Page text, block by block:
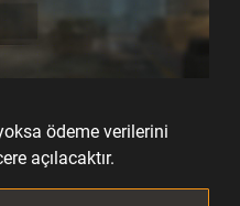
ödeme verilerini
açılacaktır.